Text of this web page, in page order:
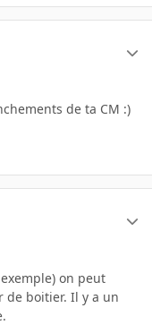
de ta CM :)
on peut
de boitier. Il y a un